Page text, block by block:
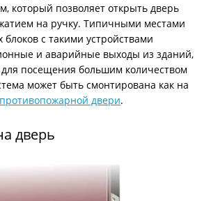
который позволяет открыть дверь
на ручку. Типичными местами
блоков с такими устройствами
и аварийные выходы из зданий,
посещения большим количеством
может быть смонтирована как на
противопожарной двери.
дверь